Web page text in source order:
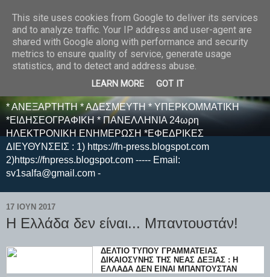
E F E N P R E S S -
ΗΛΕΚΤΡΟΝΙΚΗ
ΕΦΗΜΕΡΙΔΑ
* ΑΝΕΞΑΡΤΗΤΗ * ΑΔΕΣΜΕΥΤΗ * ΥΠΕΡΚΟΜΜΑΤΙΚΗ
*ΕΙΔΗΣΕΟΓΡΑΦΙΚΗ * ΠΑΝΕΛΛΗΝΙΑ 24ωρη
ΗΛΕΚΤΡΟΝΙΚΗ ΕΝΗΜΕΡΩΣΗ *ΕΦΕΔΡΙΚΕΣ
ΔΙΕΥΘΥΝΣΕΙΣ : 1) https://fn-press.blogspot.com
2)https://fnpress.blogspot.com ----- Email:
sv1salfa@gmail.com -
17 ΙΟΥΝ 2017
Η Ελλάδα δεν είναι... Μπαντουστάν!
ΔΕΛΤΊΟ ΤΎΠΟΥ ΓΡΑΜΜΑΤΕΊΑΣ
ΔΙΚΑΙΟΣΎΝΗΣ ΤΗΣ ΝΕΑΣ ΔΕΞΙΑΣ : Η
ΕΛΛΆΔΑ ΔΕΝ ΕΊΝΑΙ ΜΠΑΝΤΟΥΣΤΆΝ
This site uses cookies from Google to deliver its services
and to analyze traffic. Your IP address and user-agent are
shared with Google along with performance and security
metrics to ensure quality of service, generate usage
statistics, and to detect and address abuse.
LEARN MORE GOT IT